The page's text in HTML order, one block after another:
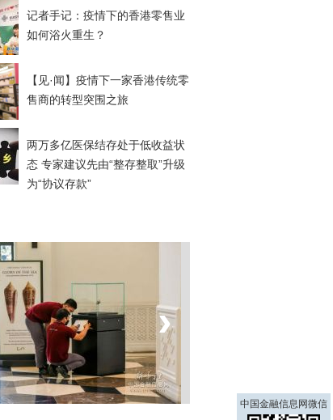
记者手记：疫情下的香港零售业
如何浴火重生？
【见·闻】疫情下一家香港传统零
售商的转型突围之旅
两万多亿医保结存处于低收益状
态 专家建议先由“整存整取”升级
为“协议存款”
防疫降级
›
中国金融信息网微信